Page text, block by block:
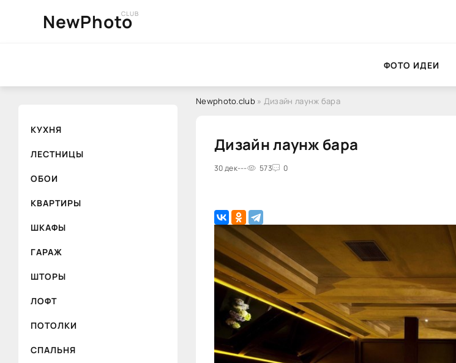
NewPhoto
CLUB
ФОТО ИДЕИ
КУХНЯ
ЛЕСТНИЦЫ
ОБОИ
КВАРТИРЫ
ШКАФЫ
ГАРАЖ
ШТОРЫ
ЛОФТ
ПОТОЛКИ
СПАЛЬНЯ
Newphoto.club» Дизайн лаунж бара
Дизайн лаунж бара
30 дек--- 573 0